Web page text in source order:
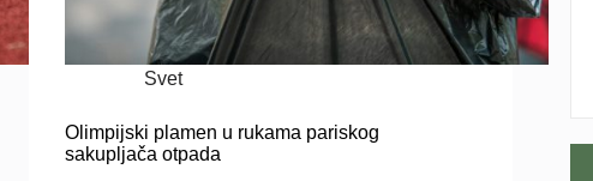
Svet
Olimpijski plamen u rukama pariskog
sakupljača otpada